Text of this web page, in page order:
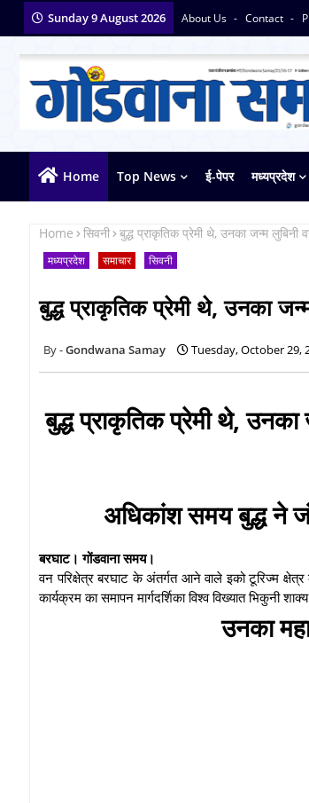
Sunday 9 August 2026 About Us Contact
Home Top News ई-पेपर मध्यप्रदेश
Home सिवनी बुद्ध प्राकृतिक प्रेमी थे, उनका जन्म
मध्यप्रदेश समाचार सिवनी
बुद्ध प्राकृतिक प्रेमी थे, उनका
Gondwana Samay Tuesday, October 29,
बुद्ध प्राकृतिक प्रेमी थे,
अधिकांश समय बुद्ध ने
बरघाट। गोंडवाना समय।
वन परिक्षेत्र बरघाट के अंतर्गत आने वाले इको टूरिज्म
कार्यक्रम का समापन मार्गदर्शिका विश्व विख्यात भिकुनी
उनका